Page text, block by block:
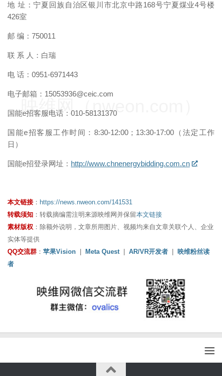
地 址：宁夏回族自治区银川市北京中路168号宁夏煤业4号楼
426室
邮 编：750011
联 系 人：白瑞
电 话：0951-6971443
电子邮箱：15053936@ceic.com
国能e招客服电话：010-58131370
国能e招客服工作时间：8:30-12:00；13:30-17:00（法定工作
日）
国能e招登录网址： http://www.chnenergybidding.com.cn
映维网（nweon.com）
本文链接 ： https://news.nweon.com/141531
转载须知 ：转载摘编需注明来源映维网并保留本文链接
素材版权 ：除额外说明，文章所用图片、视频均来自文章关联个人、企业
实体等提供
QQ交流群 ： 苹果Vision Meta Quest| AR/VR开发者
映维粉丝读
者